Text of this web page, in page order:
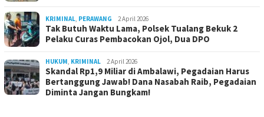
KRIMINAL PERAWANG 2 April 2026
Tak Butuh Waktu Lama, Polsek Tualang Bekuk 2
Pelaku Curas Pembacokan Ojol, Dua DPO
HUKUM KRIMINAL 2 April 2026
Skandal Rp1,9 Miliar di Ambalawi, Pegadaian Harus
Bertanggung Jawab! Dana Nasabah Raib, Pegadaian
Diminta Jangan Bungkam!